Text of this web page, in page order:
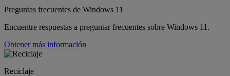
Preguntas frecuentes de Windows 11
Encuentre respuestas a preguntar frecuentes sobre Windows 11.
Obtener más información
Reciclaje